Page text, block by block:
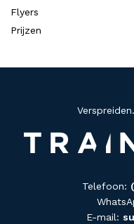
Flyers
Prijzen
Telefoon:
E-mail: